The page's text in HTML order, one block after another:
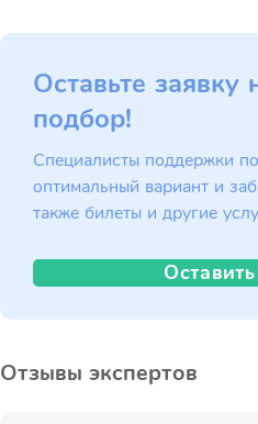
Оставьте заявку
подбор!
Специалисты поддержки
оптимальный вариант и
также билеты и другие
Отзывы экспертов